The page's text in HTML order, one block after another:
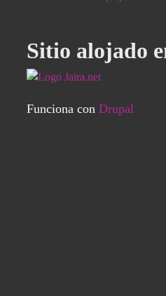
Sitio alojado
Funciona con Drupal